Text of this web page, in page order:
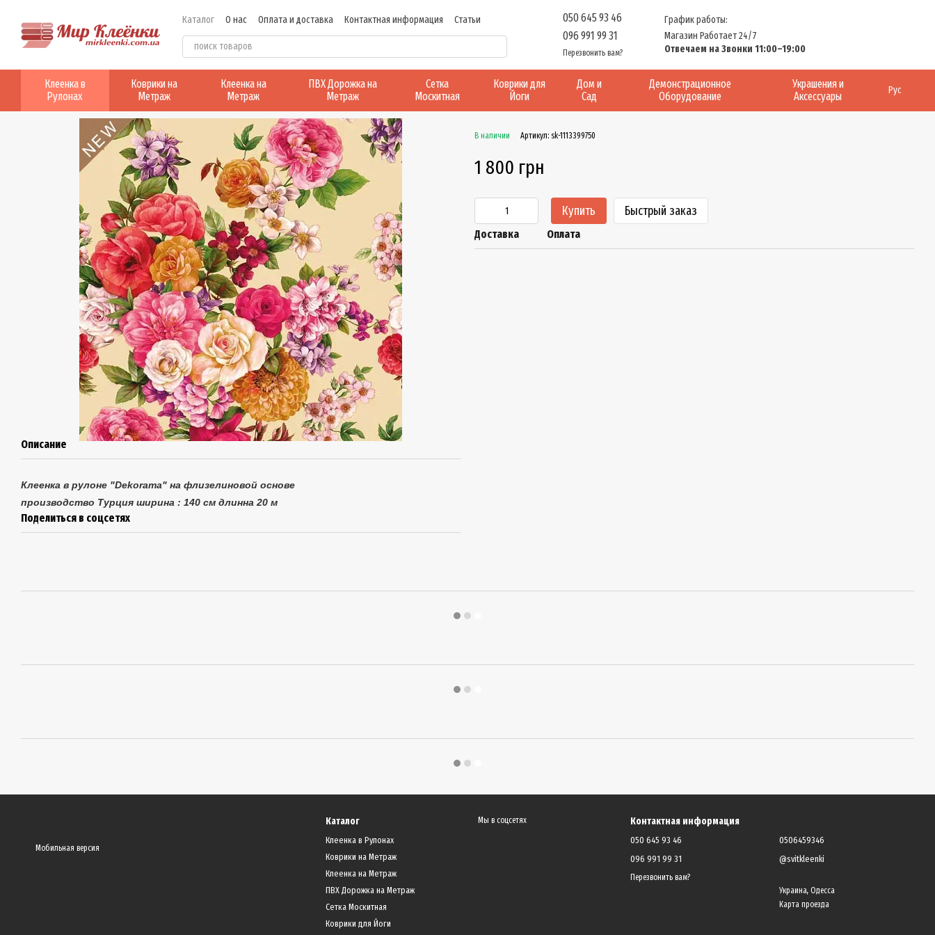
Каталог О нас Оплата и доставка Контактная информация Статьи
050 645 93 46
096 991 99 31
Перезвонить вам?
График работы:
Магазин Работает 24/7
Отвечаем на Звонки 11:00–19:00
Клеенка в
Рулонах
Коврики на
Метраж
Клеенка на
Метраж
ПВХ Дорожка на
Метраж
Сетка
Москитная
Коврики для
Йоги
Дом и
Сад
Демонстрационное
Оборудование
Украшения и
Аксессуары
Рус
Описание
Клеенка в рулоне "Dekorama" на флизелиновой основе
производство Турция ширина : 140 см длинна 20 м
Поделиться в соцсетях
В наличии Артикул: sk-1113399750
1 800 грн
Купить Быстрый заказ
Доставка Оплата
Мобильная версия
Каталог
Клеенка в Рулонах
Коврики на Метраж
Клеенка на Метраж
ПВХ Дорожка на Метраж
Сетка Москитная
Коврики для Йоги
Мы в соцсетях Контактная информация
050 645 93 46
096 991 99 31
Перезвонить вам?
0506459346
@svitkleenki
Украина, Одесса
Карта проезда